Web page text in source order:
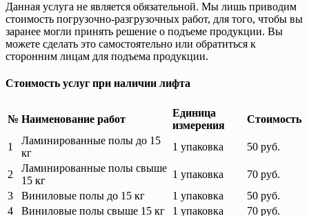
Данная услуга не является обязательной. Мы лишь приводим
стоимость погрузочно-разгрузочных работ, для того, чтобы вы
заранее могли принять решение о подъеме продукции. Вы
можете сделать это самостоятельно или обратиться к
сторонним лицам для подъема продукции.
Стоимость услуг при наличии лифта
№ Наименование работ
Единица
измерения
Стоимость
1
Ламинированные полы до 15
кг
1 упаковка 50 руб.
2
Ламинированные полы свыше
15 кг
1 упаковка
70 руб.
3
Виниловые полы до 15 кг 1 упаковка
50 руб.
4
Виниловые полы свыше 15 кг 1 упаковка 70 руб.